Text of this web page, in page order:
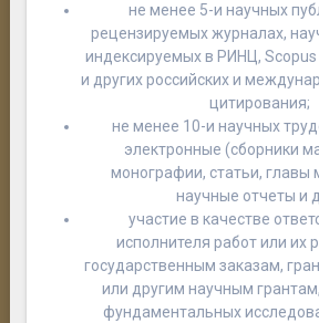
не менее 5-и научных
рецензируемых журналах,
индексируемых в РИНЦ, Scopus
и других российских и
цитирования;
не менее 10-и научных
электронные (сборники
монографии, статьи, главы
научные отчеты и
участие в качестве
исполнителя работ или их
государственным заказам,
или другим научным
фундаментальных